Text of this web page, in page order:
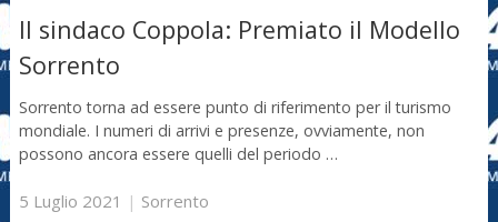
Il sindaco Coppola: Premiato il Modello
Sorrento
Sorrento torna ad essere punto di riferimento per il turismo
mondiale. I numeri di arrivi e presenze, ovviamente, non
possono ancora essere quelli del periodo …
5 Luglio 2021 | Sorrento